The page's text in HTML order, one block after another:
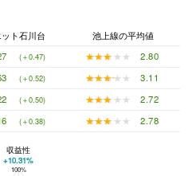
ト石川台
池上線の平均値
(＋0.47) ★★★★★
★★★★★
2.80
(＋0.52) ★★★★★
★★★★★
3.11
(＋0.50) ★★★★★
★★★★★
2.72
(＋0.38) ★★★★★
★★★★★ 2.78
エルデュエット石川台と池上線の平均値の総合評価の比較
100%
収益性
+10.31%